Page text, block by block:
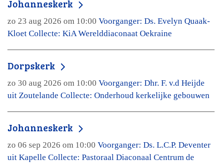
Johanneskerk
zo 23 aug 2026 om 10:00 Voorganger: Ds. Evelyn Quaak-
Kloet Collecte: KiA Werelddiaconaat Oekraine
Dorpskerk
zo 30 aug 2026 om 10:00 Voorganger: Dhr. F. v.d Heijde
uit Zoutelande Collecte: Onderhoud kerkelijke gebouwen
Johanneskerk
zo 06 sep 2026 om 10:00 Voorganger: Ds. L.C.P. Deventer
uit Kapelle Collecte: Pastoraal Diaconaal Centrum de